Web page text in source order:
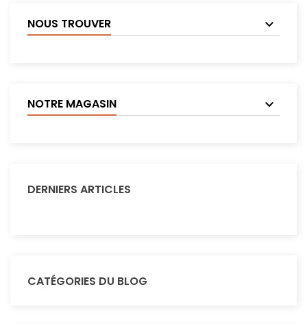
NOUS TROUVER
NOTRE MAGASIN
DERNIERS ARTICLES
CATÉGORIES DU BLOG